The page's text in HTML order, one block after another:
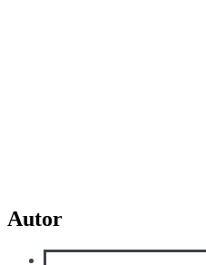
Autor